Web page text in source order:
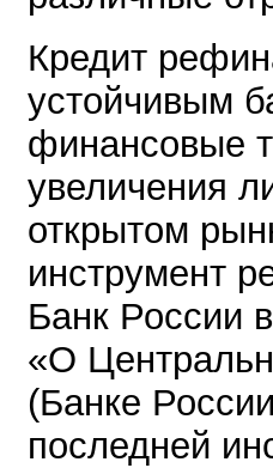
Кредит
устойчивым
финансовые
увеличения
открытом
инструмент
Банк России
«О
(Банке
последней